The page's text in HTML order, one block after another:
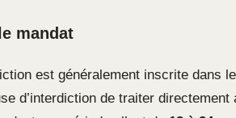
mandat
est généralement inscrite dans
d’interdiction de traiter directement